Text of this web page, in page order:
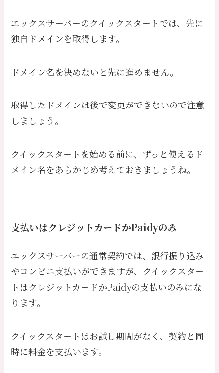
エックスサーバーのクイックスタートでは、先に
独自ドメインを取得します。
ドメイン名を決めないと先に進めません。
取得したドメインは後で変更ができないので注意
しましょう。
クイックスタートを始める前に、ずっと使えるド
メイン名をあらかじめ考えておきましょうね。
支払いはクレジットカードかPaidyのみ
エックスサーバーの通常契約では、銀行振り込み
やコンビニ支払いができますが、クイックスター
トはクレジットカードかPaidyの支払いのみにな
ります。
クイックスタートはお試し期間がなく、契約と同
時に料金を支払います。